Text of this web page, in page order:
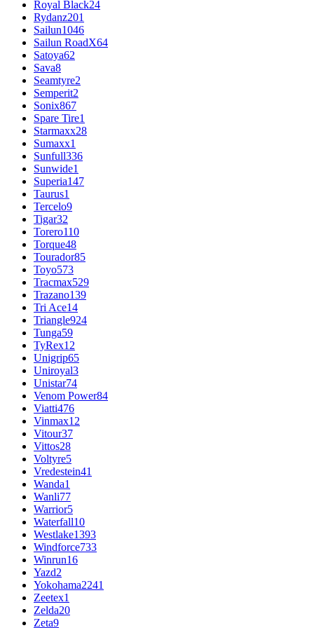
Royal Black24
Rydanz201
Sailun1046
Sailun RoadX64
Satoya62
Sava8
Seamtyre2
Semperit2
Sonix867
Spare Tire1
Starmaxx28
Sumaxx1
Sunfull336
Sunwide1
Superia147
Taurus1
Tercelo9
Tigar32
Torero110
Torque48
Tourador85
Toyo573
Tracmax529
Trazano139
Tri Ace14
Triangle924
Tunga59
TyRex12
Unigrip65
Uniroyal3
Unistar74
Venom Power84
Viatti476
Vinmax12
Vitour37
Vittos28
Voltyre5
Vredestein41
Wanda1
Wanli77
Warrior5
Waterfall10
Westlake1393
Windforce733
Winrun16
Yazd2
Yokohama2241
Zeetex1
Zelda20
Zeta9